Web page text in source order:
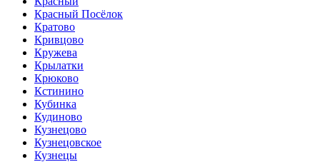
Красный Посёлок
Кратово
Кривцово
Кружева
Крылатки
Крюково
Кстинино
Кубинка
Кудиново
Кузнецово
Кузнецовское
Кузнецы